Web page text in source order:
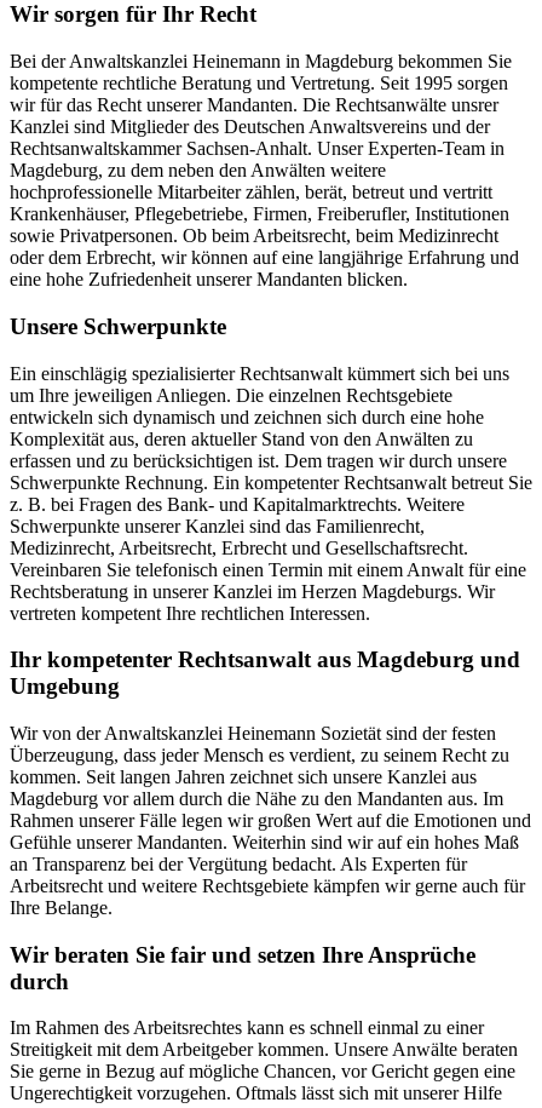
Wir sorgen für Ihr Recht
Bei der Anwaltskanzlei Heinemann in Magdeburg bekommen Sie
kompetente rechtliche Beratung und Vertretung. Seit 1995 sorgen
wir für das Recht unserer Mandanten. Die Rechtsanwälte unsrer
Kanzlei sind Mitglieder des Deutschen Anwaltsvereins und der
Rechtsanwaltskammer Sachsen-Anhalt. Unser Experten-Team in
Magdeburg, zu dem neben den Anwälten weitere
hochprofessionelle Mitarbeiter zählen, berät, betreut und vertritt
Krankenhäuser, Pflegebetriebe, Firmen, Freiberufler, Institutionen
sowie Privatpersonen. Ob beim Arbeitsrecht, beim Medizinrecht
oder dem Erbrecht, wir können auf eine langjährige Erfahrung und
eine hohe Zufriedenheit unserer Mandanten blicken.
Unsere Schwerpunkte
Ein einschlägig spezialisierter Rechtsanwalt kümmert sich bei uns
um Ihre jeweiligen Anliegen. Die einzelnen Rechtsgebiete
entwickeln sich dynamisch und zeichnen sich durch eine hohe
Komplexität aus, deren aktueller Stand von den Anwälten zu
erfassen und zu berücksichtigen ist. Dem tragen wir durch unsere
Schwerpunkte Rechnung. Ein kompetenter Rechtsanwalt betreut Sie
z. B. bei Fragen des Bank- und Kapitalmarktrechts. Weitere
Schwerpunkte unserer Kanzlei sind das Familienrecht,
Medizinrecht, Arbeitsrecht, Erbrecht und Gesellschaftsrecht.
Vereinbaren Sie telefonisch einen Termin mit einem Anwalt für eine
Rechtsberatung in unserer Kanzlei im Herzen Magdeburgs. Wir
vertreten kompetent Ihre rechtlichen Interessen.
Ihr kompetenter Rechtsanwalt aus Magdeburg und
Umgebung
Wir von der Anwaltskanzlei Heinemann Sozietät sind der festen
Überzeugung, dass jeder Mensch es verdient, zu seinem Recht zu
kommen. Seit langen Jahren zeichnet sich unsere Kanzlei aus
Magdeburg vor allem durch die Nähe zu den Mandanten aus. Im
Rahmen unserer Fälle legen wir großen Wert auf die Emotionen und
Gefühle unserer Mandanten. Weiterhin sind wir auf ein hohes Maß
an Transparenz bei der Vergütung bedacht. Als Experten für
Arbeitsrecht und weitere Rechtsgebiete kämpfen wir gerne auch für
Ihre Belange.
Wir beraten Sie fair und setzen Ihre Ansprüche
durch
Im Rahmen des Arbeitsrechtes kann es schnell einmal zu einer
Streitigkeit mit dem Arbeitgeber kommen. Unsere Anwälte beraten
Sie gerne in Bezug auf mögliche Chancen, vor Gericht gegen eine
Ungerechtigkeit vorzugehen. Oftmals lässt sich mit unserer Hilfe